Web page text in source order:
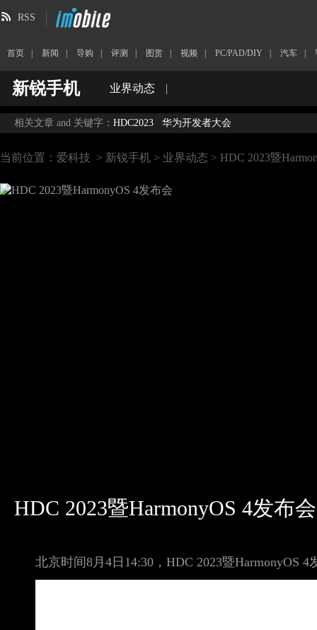
RSS
首页 新闻 导购 评测 图赏 视频 PC/PAD/DIY 汽车
新锐手机 业界动态 |
相关文章 and 关键字： HDC2023 华为开发者大会
当前位置： 爱科技 > 新锐手机 > 业界动态 > HDC 2023暨
HDC 2023暨HarmonyOS 4发布会
北京时间8月4日14:30，HDC 2023暨HarmonyOS